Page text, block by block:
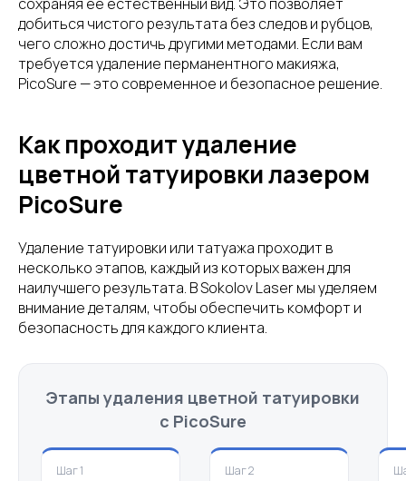
добиться чистого результата без следов и рубцов,
чего сложно достичь другими методами. Если вам
требуется удаление перманентного макияжа,
PicoSure — это современное и безопасное решение.
Как проходит удаление
цветной татуировки лазером
PicoSure
Удаление татуировки или татуажа проходит в
несколько этапов, каждый из которых важен для
наилучшего результата. В Sokolov Laser мы уделяем
внимание деталям, чтобы обеспечить комфорт и
безопасность для каждого клиента.
Этапы удаления цветной татуировки
с PicoSure
Шаг 1 Шаг 2